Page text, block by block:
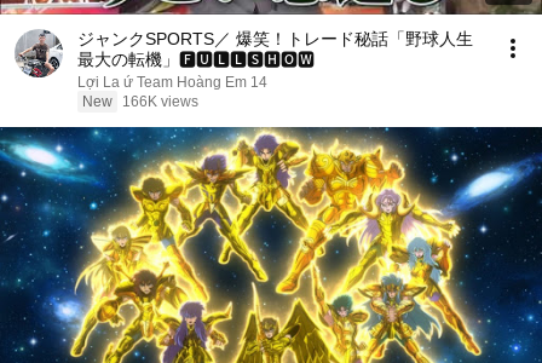
ジャンクSPORTS／ 爆笑！トレード秘話「野球人生
最大の転機」🅵🆄🅻🅻🆂🅷🅾🆆
Lợi La ứ Team Hoàng Em 14
New
166K views